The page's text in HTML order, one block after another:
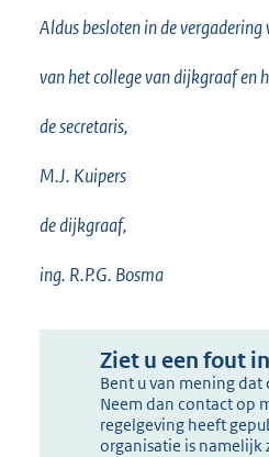
Aldus besloten in de
van het college van dijkgraaf en
de secretaris,
M.J. Kuipers
de dijkgraaf,
ing. R.P.G. Bosma
Ziet u een fout
Bent u van mening
Neem dan contact op
regelgeving heeft
organisatie is